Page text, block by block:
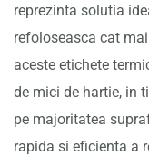
reprezinta solutia
refoloseasca cat
aceste etichete
de mici de hartie, in
pe majoritatea
rapida si eficienta a